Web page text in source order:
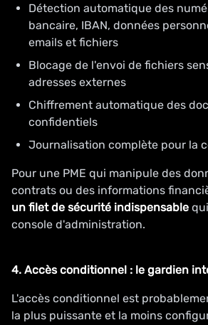
Détection automatique des
bancaire, IBAN, données
emails et fichiers
Blocage de l'envoi de fichiers
adresses externes
Chiffrement automatique des
confidentiels
Journalisation complète pour la
Pour une PME qui manipule des
contrats ou des informations
un filet de sécurité indispensable
console d'administration.
4. Accès conditionnel : le gardien
L'accès conditionnel est
la plus puissante et la moins